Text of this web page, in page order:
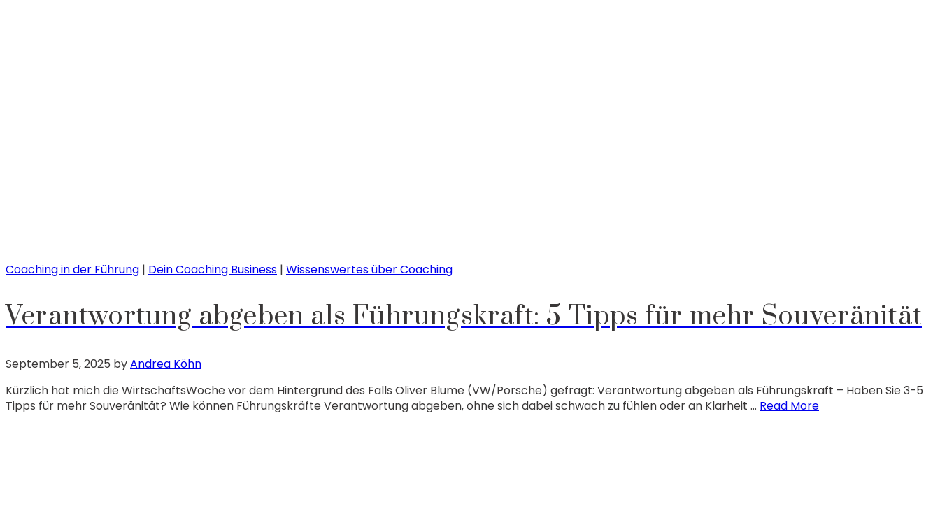
Coaching in der Führung | Dein Coaching Business | Wissenswertes über Coaching
Verantwortung abgeben als Führungskraft: 5 Tipps für mehr Souveränität
September 5, 2025 byAndrea Köhn
Kürzlich hat mich die WirtschaftsWoche vor dem Hintergrund des Falls Oliver Blume (VW/Porsche) gefragt: Verantwortung abgeben als Führungskraft – Haben Sie 3-5
Tipps für mehr Souveränität? Wie können Führungskräfte Verantwortung abgeben, ohne sich dabei schwach zu fühlen oder an Klarheit … Read More